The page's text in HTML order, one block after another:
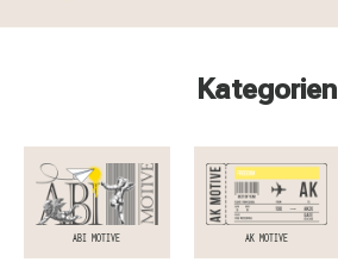
Kategorien
ABI MOTIVE AK MOTIVE